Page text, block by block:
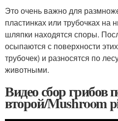
Это очень важно для
пластинках или трубочках на
шляпки находятся споры.
осыпаются с поверхности
трубочек) и разносятся по
животными.
Видео сбор грибов
второй/Mushroom